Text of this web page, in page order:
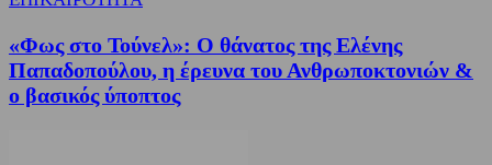
«Φως στο Τούνελ»: Ο θάνατος της Ελένης
Παπαδοπούλου, η έρευνα του Ανθρωποκτονιών &
ο βασικός ύποπτος